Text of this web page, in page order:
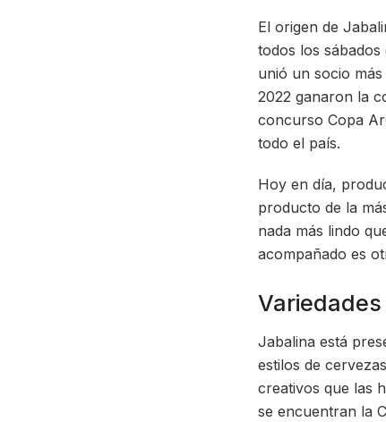
El origen de
todos los
unió un socio
2022 ganaron la
concurso Copa
todo el país.
Hoy en día,
producto de la
nada más lindo
acompañado es
Variedades
Jabalina está
estilos de
creativos que las
se encuentran la